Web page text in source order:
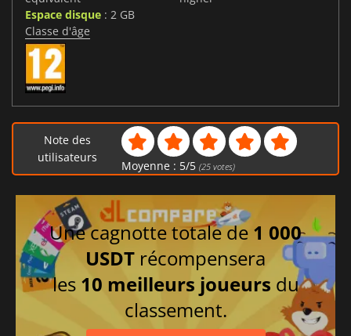
Espace disque : 2 GB
Classe d'âge
Note des
utilisateurs
Moyenne : 5/5 (25votes)
Une cagnotte totale de 1 000
USDT récompensera
les 10 meilleurs joueurs du
classement.